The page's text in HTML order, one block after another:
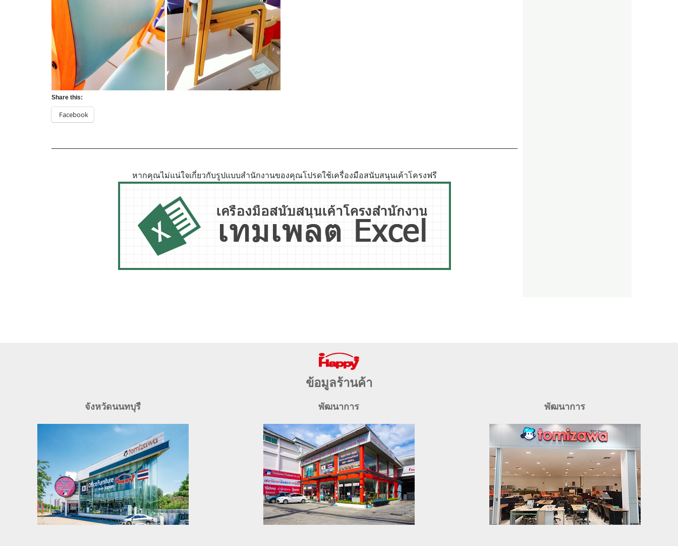
Share this:
Facebook
หากคุณไม่แน่ใจเกี่ยวกับรูปแบบสำนักงานของคุณโปรดใช้เครื่องมือสนับสนุนเค้าโครงฟรี
ข้อมูลร้านค้า
จังหวัดนนทบุรี พัฒนาการ พัฒนาการ